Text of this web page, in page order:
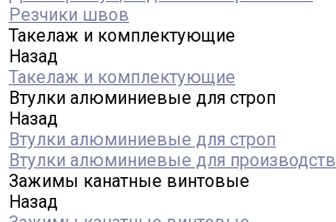
Резчики швов
Такелаж и комплектующие
Назад
Такелаж и комплектующие
Втулки алюминиевые для строп
Назад
Втулки алюминиевые для строп
Втулки алюминиевые для
Зажимы канатные винтовые
Назад